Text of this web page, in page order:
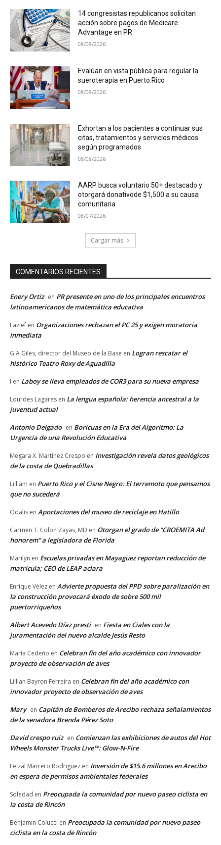
14 congresistas republicanos solicitan
acción sobre pagos de Medicare
Advantage en PR
08/08/2026
Evalúan en vista pública para regular la
sueroterapia en Puerto Rico
08/08/2026
Exhortan a los pacientes a continuar sus
citas, tratamientos y servicios médicos
según programados
08/08/2026
AARP busca voluntario 50+ destacado y
otorgará donativode $1,500 a su causa
comunitaria
08/07/2026
Cargar más
COMENTARIOS RECIENTES
Enery Ortiz en PR presente en uno de los principales encuentros
latinoamericanos de matemática educativa
Lazief en Organizaciones rechazan el PC 25 y exigen moratoria
inmediata
G A Giles, director del Museo de la Base en Logran rescatar el
histórico Teatro Roxy de Aguadilla
I en Laboy se lleva empleados de COR3 para su nueva empresa
Lourdes Lagares en La lengua española: herencia ancestral a la
juventud actual
Antonio Delgado en Boricuas en la Era del Algoritmo: La
Urgencia de una Revolución Educativa
Megara X. Martínez Crespo en Investigación revela datos geológicos
de la costa de Quebradillas
Lilliam en Puerto Rico y el Cisne Negro: El terremoto que pensamos
que no sucederá
Odalis en Aportaciones del museo de reciclaje en Hatillo
Carmen T. Colon Zayas, MD en Otorgan el grado de “CROEMITA Ad
honorem” a legisladora de Florida
Marilyn en Escuelas privadas en Mayagüez reportan reducción de
matrícula; CEO de LEAP aclara
Enrique Vélez en Advierte propuesta del PPD sobre paralización en
la construcción provocará éxodo de sobre 500 mil
puertorriqueños
Albert Acevedo Díaz presti en Fiesta en Ciales con la
juramentación del nuevo alcalde Jesús Resto
María Cedeño en Celebran fin del año académico con innovador
proyecto de observación de aves
Lillian Bayron Ferreira en Celebran fin del año académico con
innovador proyecto de observación de aves
Mary en Capitán de Bomberos de Arecibo rechaza señalamientos
de la senadora Brenda Pérez Soto
David crespo ruiz en Comienzan las exhibiciones de autos del Hot
Wheels Monster Trucks Live™: Glow-N-Fire
Feizal Marrero Rodriguez en Inversión de $15.6 millones en Arecibo
en espera de permisos ambientales federales
Soledad en Preocupada la comunidad por nuevo paseo ciclista en
la costa de Rincón
Benjamin Colucci en Preocupada la comunidad por nuevo paseo
ciclista en la costa de Rincón